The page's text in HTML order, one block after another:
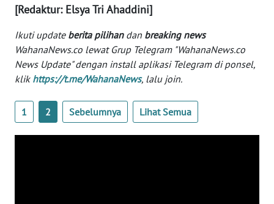
[Redaktur: Elsya Tri Ahaddini]
Ikuti update berita pilihandan breaking news
WahanaNews.co lewat Grup Telegram "WahanaNews.co
News Update" dengan install aplikasi Telegram di ponsel,
klik https://t.me/WahanaNews, lalu join.
1 2 Sebelumnya Lihat Semua
JABAR
WN
BANTEN
WN
NTT